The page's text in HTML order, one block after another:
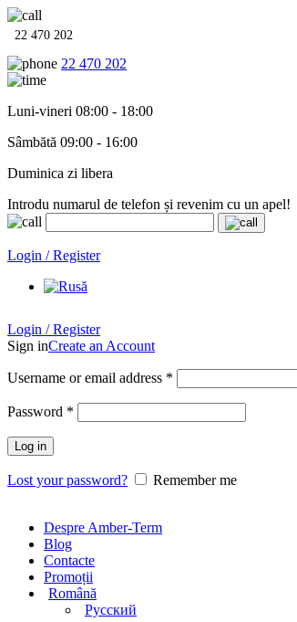
22 470 202
22 470 202
Luni-vineri 08:00 - 18:00
Sâmbătă 09:00 - 16:00
Duminica zi libera
Introdu numarul de telefon și revenim cu un apel!
Login / Register
Login / Register
Sign inCreate an Account
Username or email address *
Password *
Log in
Lost your password? Remember me
Despre Amber-Term
Blog
Contacte
Promoții
Română
Русский